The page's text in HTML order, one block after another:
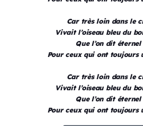
Car très loin dans le
Vivait l’oiseau bleu du
Que l’on dit éternel
Pour ceux qui ont toujours
Car très loin dans le
Vivait l’oiseau bleu du
Que l’on dit éternel
Pour ceux qui ont toujours